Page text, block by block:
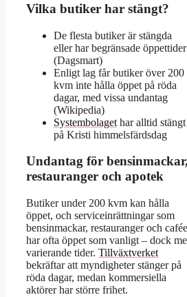
Vilka butiker har stängt?
De flesta butiker är stängda
eller har begränsade öppettider
(Dagsmart)
Enligt lag får butiker över 200
kvm inte hålla öppet på röda
dagar, med vissa undantag
(Wikipedia)
Systembolaget har alltid stängt
på Kristi himmelsfärdsdag
Undantag för bensinmackar,
restauranger och apotek
Butiker under 200 kvm kan hålla
öppet, och serviceinrättningar som
bensinmackar, restauranger och
har ofta öppet som vanligt – dock
varierande tider. Tillväxtverket
bekräftar att myndigheter stänger på
röda dagar, medan kommersiella
aktörer har större frihet.